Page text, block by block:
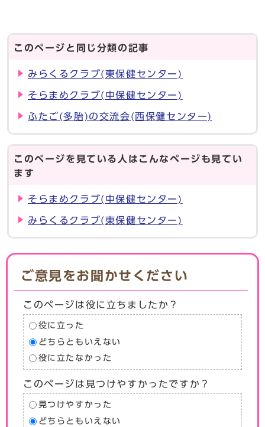
このページと同じ分類の記事
みらくるクラブ(東保健センター)
そらまめクラブ(中保健センター)
ふたご(多胎)の交流会(西保健センター)
このページを見ている人はこんなページも見てい
ます
そらまめクラブ(中保健センター)
みらくるクラブ(東保健センター)
ご意見をお聞かせください
このページは役に立ちましたか？
役に立った
どちらともいえない
役に立たなかった
このページは見つけやすかったですか？
見つけやすかった
どちらともいえない